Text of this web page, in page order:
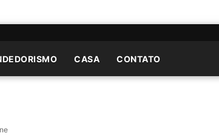
CASA CONTATO